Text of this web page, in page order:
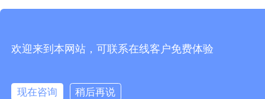
欢迎来到本网站，可联系在线客户免费体验
现在咨询 稍后再说